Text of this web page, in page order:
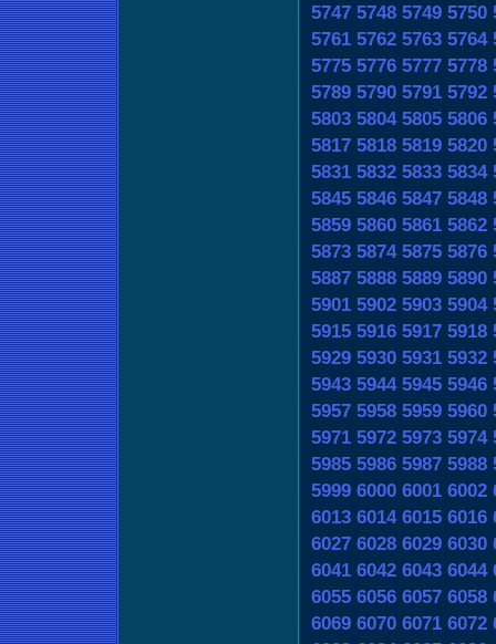
5747 5748 5749 5750
5761 5762 5763 5764
5775 5776 5777 5778
5789 5790 5791 5792
5803 5804 5805 5806
5817 5818 5819 5820
5831 5832 5833 5834
5845 5846 5847 5848
5859 5860 5861 5862
5873 5874 5875 5876
5887 5888 5889 5890
5901 5902 5903 5904
5915 5916 5917 5918
5929 5930 5931 5932
5943 5944 5945 5946
5957 5958 5959 5960
5971 5972 5973 5974
5985 5986 5987 5988
5999 6000 6001 6002
6013 6014 6015 6016
6027 6028 6029 6030
6041 6042 6043 6044
6055 6056 6057 6058
6069 6070 6071 6072